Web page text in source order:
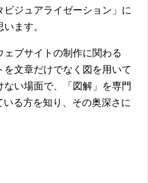
ジュアライゼーション」に
ます。
ブサイトの制作に関わる
文章だけでなく図を用いて
い場面で、「図解」を専門
る方を知り、その奥深さに